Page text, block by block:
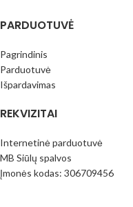
PARDUOTUVĖ
Pagrindinis
Parduotuvė
Išpardavimas
REKVIZITAI
Internetinė parduotuvė
MB Siūlų spalvos
Įmonės kodas: 306709456